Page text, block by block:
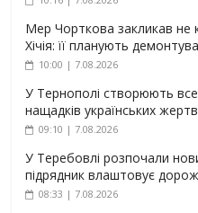
Мер Чорткова закликав не
Хічія: її планують
10:00 | 7.08.2026
У Тернополі створюють
нащадків українських
09:10 | 7.08.2026
У Теребовлі розпочали
підрядник влаштовує
08:33 | 7.08.2026